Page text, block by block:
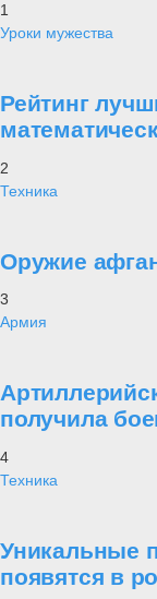
1
Уроки мужества
Рейтинг
2
Техника
Оружие
3
Армия
получила
4
Техника
Уникальные
появятся в